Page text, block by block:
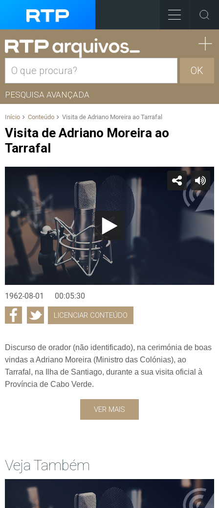
OK
PESQUISA AVANÇADA
Início Conteúdo Visita de Adriano Moreira ao Tarrafal
Visita de Adriano Moreira ao
Tarrafal
1962-08-01 00:05:30
LICENCIAR CONTEÚDO
Discurso de orador (não identificado), na cerimónia de boas
vindas a Adriano Moreira (Ministro das Colónias), ao
Tarrafal, na Ilha de Santiago, durante a sua visita oficial à
Província de Cabo Verde.
VER MAIS
Veja Também